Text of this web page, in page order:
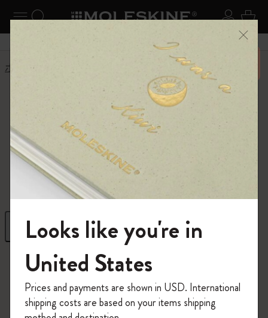
ナビゲーションの切替 ログ
検索 (キーワードなど) カ
6,500円以上のご購入で送料無料 メニ
ーを閉じる
ホーム プランナー
Undated Planners
日付を自分で記入し、自由に計画を立てる
事を享受しましょう。
フィルター 並び替え
11 プロダクツ
モレスキンの世界へようこそ
「WELCOME10」を入力すると、初回注
文が10%オフ＋送料無料になります。セ
Looks like you're in
United States
Prices and payments are shown in USD. International
shipping costs are based on your items shipping